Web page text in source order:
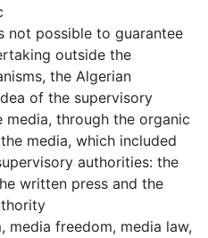
not possible to guarantee
outside the
the Algerian
of the supervisory
through the organic
media, which included
authorities: the
written press and the
media freedom, media law,